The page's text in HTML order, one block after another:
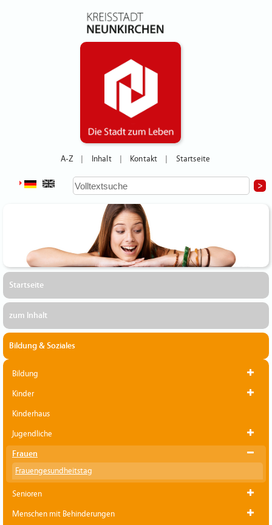
A-Z Inhalt Kontakt Startseite
Startseite
zum Inhalt
Bildung & Soziales
Bildung
Kinder
Kinderhaus
Jugendliche
Frauen
Frauengesundheitstag
Senioren
Menschen mit Behinderungen